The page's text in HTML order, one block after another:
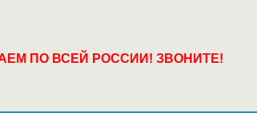
ПО ВСЕЙ РОССИИ! ЗВОНИТЕ!